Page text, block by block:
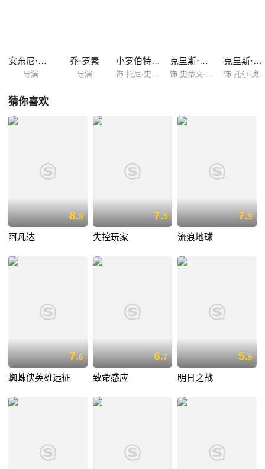
安东尼·罗素
导演
乔·罗素
导演
小罗伯特·唐尼
饰 托尼·史塔克
克里斯·埃文斯
饰 史蒂文·罗杰斯
克里斯·海姆斯沃斯
饰 托尔·
猜你喜欢
8.8
阿凡达
7.5
失控玩家
7.9
流浪地球
7.6
蜘蛛侠英雄远征
6.7
致命感应
5.9
明日之战